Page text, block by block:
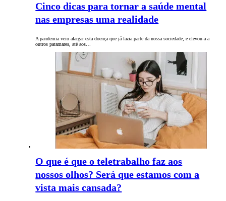
Cinco dicas para tornar a saúde mental
nas empresas uma realidade
A pandemia veio alargar esta doença que já fazia parte da nossa sociedade, e elevou-a a
outros patamares, até aos…
O que é que o teletrabalho faz aos
nossos olhos? Será que estamos com a
vista mais cansada?